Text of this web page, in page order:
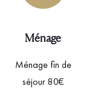
Ménage
Ménage fin de
séjour 80€